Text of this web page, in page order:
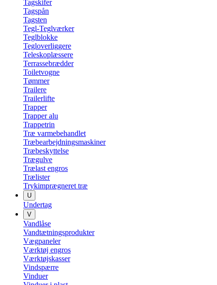
Tagskifer
Tagspån
Tagsten
Tegl-Teglværker
Teglblokke
Tegloverliggere
Teleskoplæssere
Terrassebrædder
Toiletvogne
Tømmer
Trailere
Trailerlifte
Trapper
Trapper alu
Trappetrin
Træ varmebehandlet
Træbearbejdningsmaskiner
Træbeskyttelse
Trægulve
Trælast engros
Trælister
Trykimprægneret træ
U
Undertag
V
Vandlåse
Vandtætningsprodukter
Vægpaneler
Værktøj engros
Værktøjskasser
Vindspærre
Vinduer